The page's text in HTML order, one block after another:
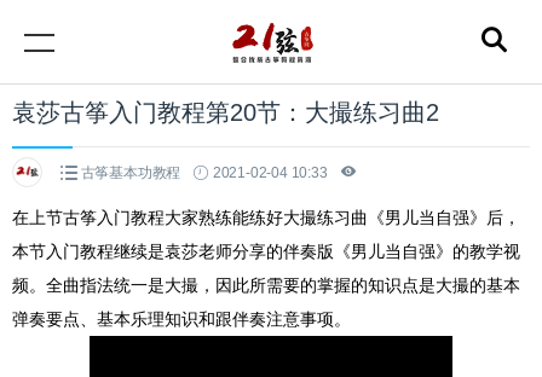
袁莎古筝入门教程第20节：大撮练习曲2
古筝基本功教程 2021-02-04 10:33
在上节古筝入门教程大家熟练能练好大撮练习曲《男儿当自强》后，
本节入门教程继续是袁莎老师分享的伴奏版 《男儿当自强》 的教学视
频。全曲指法统一是大撮，因此所需要的掌握的知识点是大撮的基本
弹奏要点、基本乐理知识和跟伴奏注意事项。